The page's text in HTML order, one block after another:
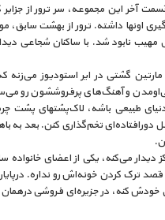
آخر این مجموعه، سر ترور از
اونها داشته. ترور از بهشت
مهیب نابود شد. با ساکنان شجاعی
گشتی در ایر استودیوز می‌زنه
و آهنگ‌های پرفروششون رو
دنیای طبیعی باشه، لاک‌پشتهای
دیدار می‌کنه، یکی از اعضای
ترک کردن خونه‌اش رو نداره.